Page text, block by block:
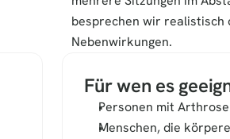
besprechen wir realistisch
Nebenwirkungen.
Für wen es
Personen mit
Menschen, die